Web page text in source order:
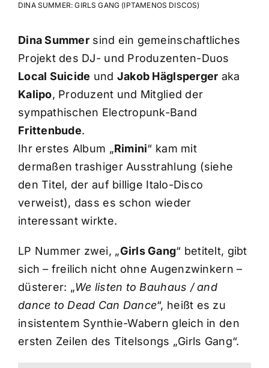
DINA SUMMER: GIRLS GANG (IPTAMENOS DISCOS)
Dina Summersind ein gemeinschaftliches
Projekt des DJ- und Produzenten-Duos
Local Suicide und Jakob Häglsperger aka
Kalipo, Produzent und Mitglied der
sympathischen Electropunk-Band
Frittenbude.
Ihr erstes Album „Rimini“ kam mit
dermaßen trashiger Ausstrahlung (siehe
den Titel, der auf billige Italo-Disco
verweist), dass es schon wieder
interessant wirkte.
LP Nummer zwei, „Girls Gang“ betitelt, gibt
sich – freilich nicht ohne Augenzwinkern –
düsterer: „We listen to Bauhaus / and
dance to Dead Can Dance“, heißt es zu
insistentem Synthie-Wabern gleich in den
ersten Zeilen des Titelsongs „Girls Gang“.